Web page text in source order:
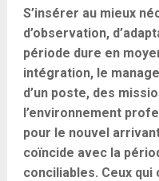
S’insérer au mieux
d’observation,
période dure en
intégration, le
d’un poste, des
l’environnement
pour le nouvel
coïncide avec la
conciliables. Ceux qui